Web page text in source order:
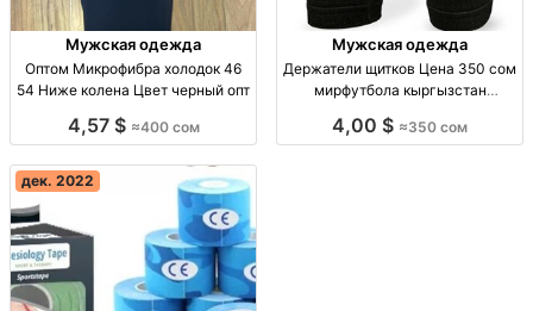
Мужская одежда
Оптом Микрофибра холодок 46
54 Ниже колена Цвет черный опт
4,57 $ ≈400 сом
Мужская одежда
Держатели щитков Цена 350 сом
мирфутбола кыргызстан
4,00 $ ≈350 сом
дек. 2022